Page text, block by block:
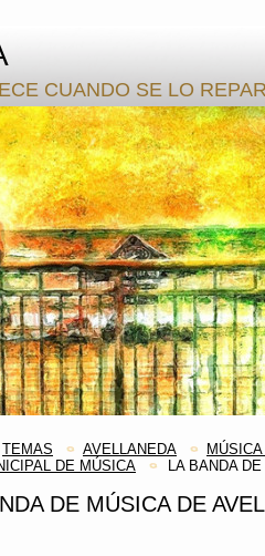
CUANDO SE LO
TEMAS AVELLANEDA
DE MÚSICA
LA BANDA
DE MÚSICA DE